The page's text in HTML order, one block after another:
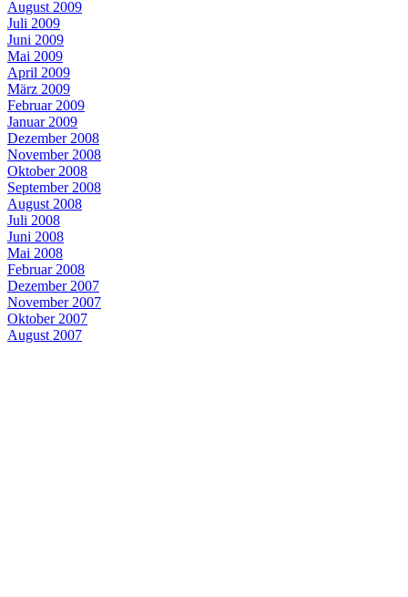
August 2009
Juli 2009
Juni 2009
Mai 2009
April 2009
März 2009
Februar 2009
Januar 2009
Dezember 2008
November 2008
Oktober 2008
September 2008
August 2008
Juli 2008
Juni 2008
Mai 2008
Februar 2008
Dezember 2007
November 2007
Oktober 2007
August 2007